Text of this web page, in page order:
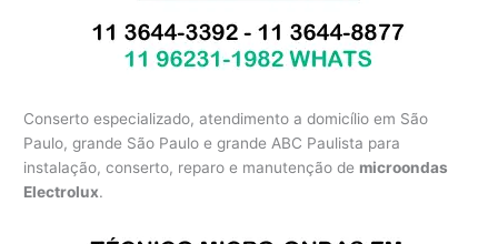
Conserto especializado, atendimento a domicílio em São
Paulo, grande São Paulo e grande ABC Paulista para
instalação, conserto, reparo e manutenção de microondas
Electrolux.